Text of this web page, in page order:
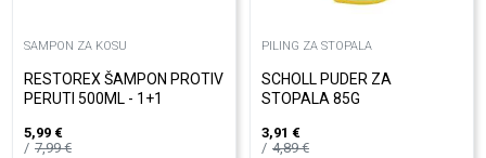
SAMPON ZA KOSU
RESTOREX ŠAMPON PROTIV
PERUTI 500ML - 1+1
5,99 €
7,99€
PILING ZA STOPALA
SCHOLL PUDER ZA
STOPALA 85G
3,91 €
4,89€